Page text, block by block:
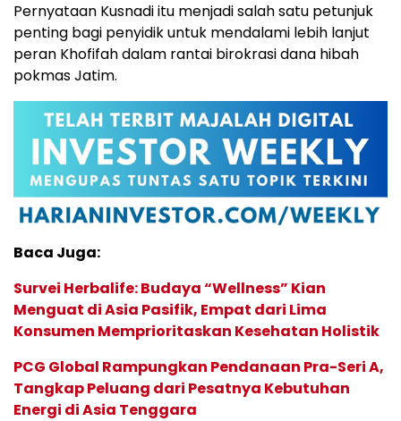
Pernyataan Kusnadi itu menjadi salah satu petunjuk
penting bagi penyidik untuk mendalami lebih lanjut
peran Khofifah dalam rantai birokrasi dana hibah
pokmas Jatim.
Baca Juga:
Survei Herbalife: Budaya “Wellness” Kian
Menguat di Asia Pasifik, Empat dari Lima
Konsumen Memprioritaskan Kesehatan Holistik
PCG Global Rampungkan Pendanaan Pra-Seri A,
Tangkap Peluang dari Pesatnya Kebutuhan
Energi di Asia Tenggara